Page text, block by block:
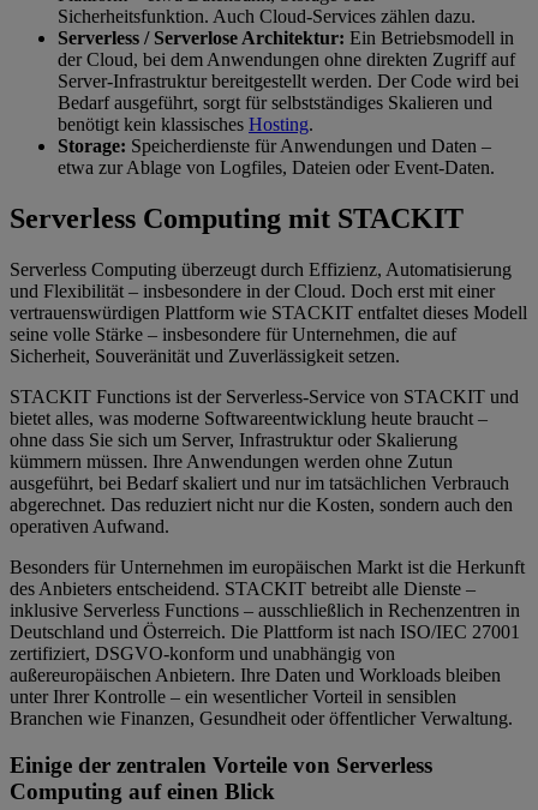
Sicherheitsfunktion. Auch Cloud-Services zählen dazu.
Serverless / Serverlose Architektur: Ein Betriebsmodell in
der Cloud, bei dem Anwendungen ohne direkten Zugriff auf
Server-Infrastruktur bereitgestellt werden. Der Code wird bei
Bedarf ausgeführt, sorgt für selbstständiges Skalieren und
benötigt kein klassisches Hosting.
Storage: Speicherdienste für Anwendungen und Daten –
etwa zur Ablage von Logfiles, Dateien oder Event-Daten.
Serverless Computing mit STACKIT
Serverless Computing überzeugt durch Effizienz, Automatisierung
und Flexibilität – insbesondere in der Cloud. Doch erst mit einer
vertrauenswürdigen Plattform wie STACKIT entfaltet dieses Modell
seine volle Stärke – insbesondere für Unternehmen, die auf
Sicherheit, Souveränität und Zuverlässigkeit setzen.
STACKIT Functions ist der Serverless-Service von STACKIT und
bietet alles, was moderne Softwareentwicklung heute braucht –
ohne dass Sie sich um Server, Infrastruktur oder Skalierung
kümmern müssen. Ihre Anwendungen werden ohne Zutun
ausgeführt, bei Bedarf skaliert und nur im tatsächlichen Verbrauch
abgerechnet. Das reduziert nicht nur die Kosten, sondern auch den
operativen Aufwand.
Besonders für Unternehmen im europäischen Markt ist die Herkunft
des Anbieters entscheidend. STACKIT betreibt alle Dienste –
inklusive Serverless Functions – ausschließlich in Rechenzentren in
Deutschland und Österreich. Die Plattform ist nach ISO/IEC 27001
zertifiziert, DSGVO-konform und unabhängig von
außereuropäischen Anbietern. Ihre Daten und Workloads bleiben
unter Ihrer Kontrolle – ein wesentlicher Vorteil in sensiblen
Branchen wie Finanzen, Gesundheit oder öffentlicher Verwaltung.
Einige der zentralen Vorteile von Serverless
Computing auf einen Blick